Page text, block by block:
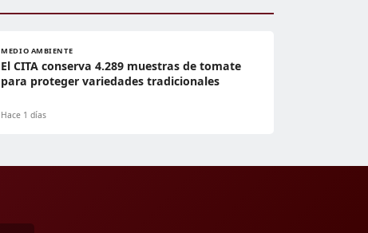
MEDIO AMBIENTE
El CITA conserva 4.289 muestras de tomate
para proteger variedades tradicionales
Hace 1 días